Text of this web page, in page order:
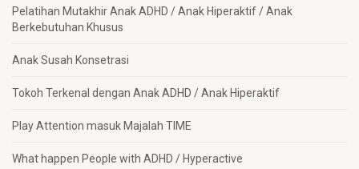
Pelatihan Mutakhir Anak ADHD / Anak Hiperaktif / Anak
Berkebutuhan Khusus
Anak Susah Konsetrasi
Tokoh Terkenal dengan Anak ADHD / Anak Hiperaktif
Play Attention masuk Majalah TIME
What happen People with ADHD / Hyperactive